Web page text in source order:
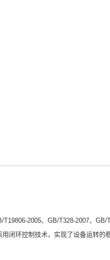
2005、GB/T328-2007、GB/
闭环控制技术，实现了设备运转的